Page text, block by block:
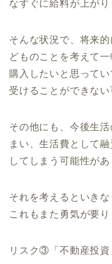
なすぐに給料が上がり
そんな状況で、将来
どものことを考えて
購入したいと思ってい
受けることができない
その他にも、今後生
まい、生活費として
してしまう可能性があ
それを考えるといき
これもまた勇気が要り
リスク③「不動産投資